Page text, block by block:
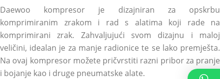
Daewoo kompresor je dizajniran za opskrbu
komprimiranim zrakom i rad s alatima koji rade na
komprimirani zrak. Zahvaljujući svom dizajnu i maloj
veličini, idealan je za manje radionice te se lako premješta.
Na ovaj kompresor možete pričvrstiti razni pribor za pranje
i bojanje kao i druge pneumatske alate.